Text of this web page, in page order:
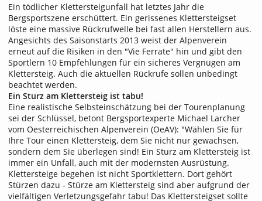
Ein tödlicher Klettersteigunfall hat letztes Jahr die
Bergsportszene erschüttert. Ein gerissenes Klettersteigset
löste eine massive Rückrufwelle bei fast allen Herstellern aus.
Angesichts des Saisonstarts 2013 weist der Alpenverein
erneut auf die Risiken in den "Vie Ferrate" hin und gibt den
Sportlern 10 Empfehlungen für ein sicheres Vergnügen am
Klettersteig. Auch die aktuellen Rückrufe sollen unbedingt
beachtet werden.
Ein Sturz am Klettersteig ist tabu!
Eine realistische Selbsteinschätzung bei der Tourenplanung
sei der Schlüssel, betont Bergsportexperte Michael Larcher
vom Oesterreichischen Alpenverein (OeAV): "Wählen Sie für
Ihre Tour einen Klettersteig, dem Sie nicht nur gewachsen,
sondern dem Sie überlegen sind! Ein Sturz am Klettersteig ist
immer ein Unfall, auch mit der modernsten Ausrüstung.
Klettersteige begehen ist nicht Sportklettern. Dort gehört
Stürzen dazu - Stürze am Klettersteig sind aber aufgrund der
vielfältigen Verletzungsgefahr tabu! Das Klettersteigset sollte